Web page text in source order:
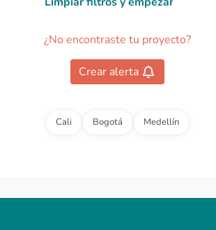
¿No encontraste tu proyecto?
Crear alerta
Cali Bogotá Medellín